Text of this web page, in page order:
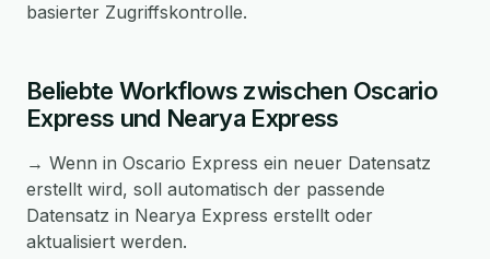
basierter Zugriffskontrolle.
Beliebte Workflows zwischen Oscario
Express und Nearya Express
→ Wenn in Oscario Express ein neuer Datensatz
erstellt wird, soll automatisch der passende
Datensatz in Nearya Express erstellt oder
aktualisiert werden.